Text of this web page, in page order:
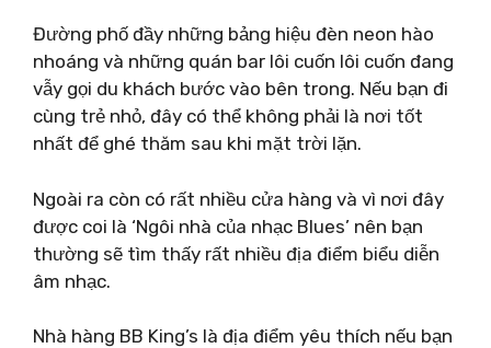
Đường phố đầy những bảng hiệu đèn neon hào
nhoáng và những quán bar lôi cuốn lôi cuốn đang
vẫy gọi du khách bước vào bên trong. Nếu bạn đi
cùng trẻ nhỏ, đây có thể không phải là nơi tốt
nhất để ghé thăm sau khi mặt trời lặn.
Ngoài ra còn có rất nhiều cửa hàng và vì nơi đây
được coi là ‘Ngôi nhà của nhạc Blues’ nên bạn
thường sẽ tìm thấy rất nhiều địa điểm biểu diễn
âm nhạc.
Nhà hàng BB King’s là địa điểm yêu thích nếu bạn